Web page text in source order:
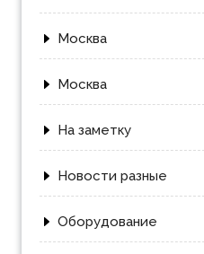
Москва
Москва
На заметку
Новости разные
Оборудование